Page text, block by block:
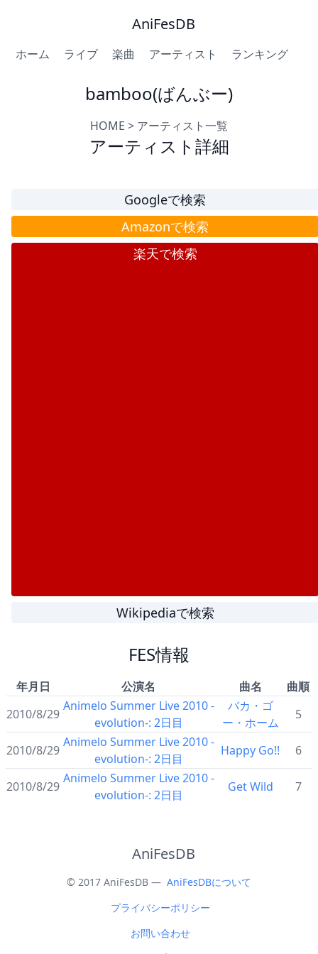
AniFesDB
ホーム ライブ 楽曲 アーティスト ランキング
bamboo(ばんぶー)
HOME > アーティスト一覧
アーティスト詳細
Googleで検索
Amazonで検索
楽天で検索
Wikipediaで検索
FES情報
年月日 公演名 曲名
曲順
2010/8/29
Animelo Summer Live 2010 -
evolution-: 2日目
バカ・ゴ
ー・ホーム
5
2010/8/29
Animelo Summer Live 2010 -
evolution-: 2日目
Happy Go!! 6
2010/8/29
Animelo Summer Live 2010 -
evolution-: 2日目
Get Wild 7
AniFesDB
© 2017 AniFesDB — AniFesDBについて
プライバシーポリシー
お問い合わせ